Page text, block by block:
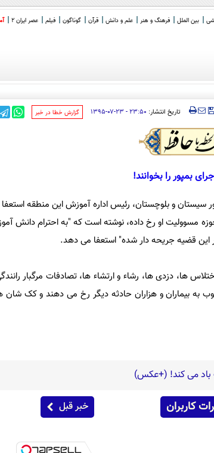
بین الملل فرهنگ و هنر علم و دانش قرآن گوناگون فیلم عصر ایران 2
تاریخ انتشار: ۲۳:۵۰ - ۲۳-۰۷-۱۳۹۵ ‌گزارش خطا در خبر
بمپور را بخوانند!
سیستان و بلوچستان، رئیس اداره آموزش این منطقه
مسوولیت او رخ داده، نوشته است که "به احترام دانش
قضیه جریحه دار شده" استعفا می دهد.
ها، دزدی ها، رشاء و ارتشاء ها، تصادفات مرگبار
به بیماران و هزاران حادثه دیگر رخ می دهند و کک
باد می کند! (+عکس)
کاربران خبر قبل